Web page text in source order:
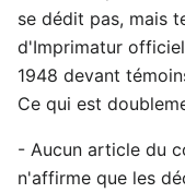
se dédit pas, mais
d'Imprimatur
1948 devant
Ce qui est
- Aucun article du
n'affirme que les